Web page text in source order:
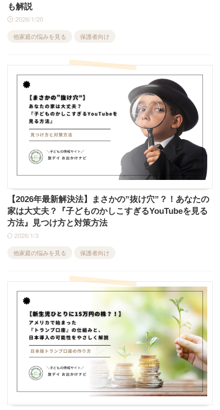
も解説
2026/1/20
他家庭の悩みを見る 保護者向け
【2026年最新解決法】まさかの”抜け穴”？！あなたの
家は大丈夫？『子どものかしこすぎるYouTubeを見る
方法』見つけ方と対策方法
2026/1/3
他家庭の悩みを見る 保護者向け